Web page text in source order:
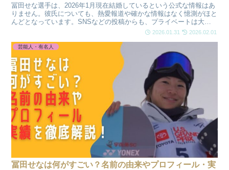
冨田せな選手は、2026年1月現在結婚しているという公式な情報はあ
りません。彼氏についても、熱愛報道や確かな情報はなく憶測がほと
んどとなっています。SNSなどの投稿からも、プライベートは大切
にしている印象です。今回の記事では、結婚や彼氏についての噂、好
2026.01.31 2026.02.01
芸能人・有名人
冨田せなは何がすごい？名前の由来やプロフィール・実